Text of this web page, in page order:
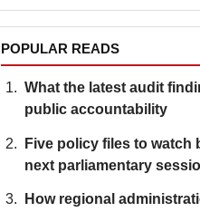
POPULAR READS
What the latest audit
public accountability
Five policy files to watch
next parliamentary
How regional